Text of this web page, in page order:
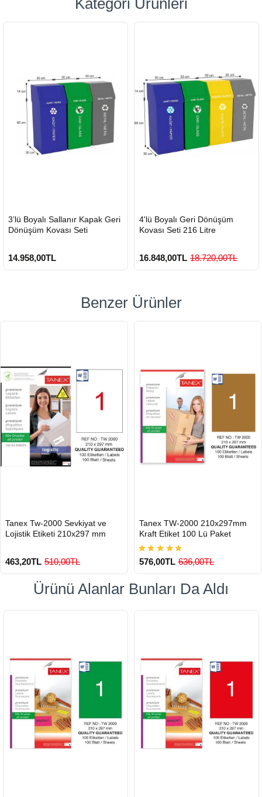
Kategori Ürünleri
HIZLI
GÖNDERİ
3’lü Boyalı Sallanır Kapak Geri
Dönüşüm Kovası Seti
14.958,00TL
HIZLI
GÖNDERİ
4'lü Boyalı Geri Dönüşüm
Kovası Seti 216 Litre
16.848,00TL 18.720,00TL
Benzer Ürünler
GÖNDERİ
900 TL Üzeri Kargo Ücretsiz
Tanex Tw-2000 Sevkiyat ve
Lojistik Etiketi 210x297 mm
463,20TL 510,00TL
GÖNDERİ
900 TL Üzeri Kargo Ücretsiz
Tanex TW-2000 210x297mm
Kraft Etiket 100 Lü Paket
576,00TL 636,00TL
Ürünü Alanlar Bunları Da Aldı